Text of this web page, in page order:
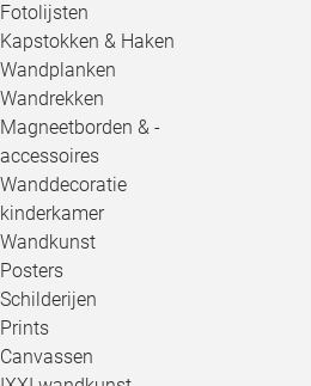
Fotolijsten
Kapstokken & Haken
Wandplanken
Wandrekken
Magneetborden & -
accessoires
Wanddecoratie
kinderkamer
Wandkunst
Posters
Schilderijen
Prints
Canvassen